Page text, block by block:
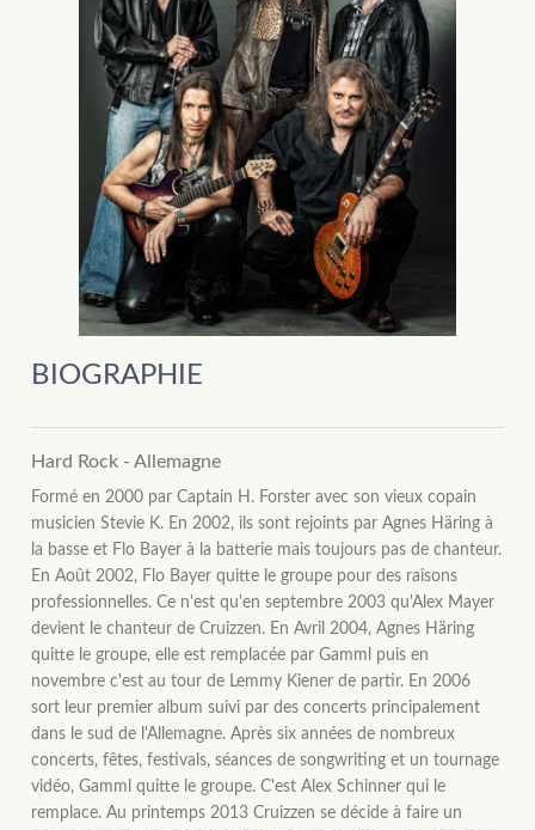
BIOGRAPHIE
Hard Rock - Allemagne
Formé en 2000 par Captain H. Forster avec son vieux copain
musicien Stevie K. En 2002, ils sont rejoints par Agnes Häring à
la basse et Flo Bayer à la batterie mais toujours pas de chanteur.
En Août 2002, Flo Bayer quitte le groupe pour des raisons
professionnelles. Ce n'est qu'en septembre 2003 qu'Alex Mayer
devient le chanteur de Cruizzen. En Avril 2004, Agnes Häring
quitte le groupe, elle est remplacée par Gamml puis en
novembre c'est au tour de Lemmy Kiener de partir. En 2006
sort leur premier album suivi par des concerts principalement
dans le sud de l'Allemagne. Après six années de nombreux
concerts, fêtes, festivals, séances de songwriting et un tournage
vidéo, Gamml quitte le groupe. C'est Alex Schinner qui le
remplace. Au printemps 2013 Cruizzen se décide à faire un